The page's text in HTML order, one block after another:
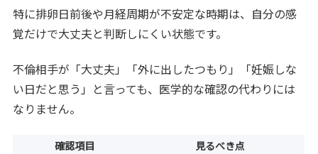
特に排卵日前後や月経周期が不安定な時期は、自分の感
覚だけで大丈夫と判断しにくい状態です。
不倫相手が「大丈夫」「外に出したつもり」「妊娠しな
い日だと思う」と言っても、医学的な確認の代わりには
なりません。
確認項目 見るべき点